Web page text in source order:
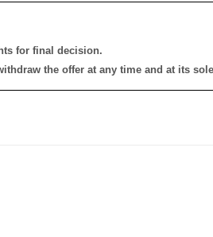
for final decision.
the offer at any time and at its